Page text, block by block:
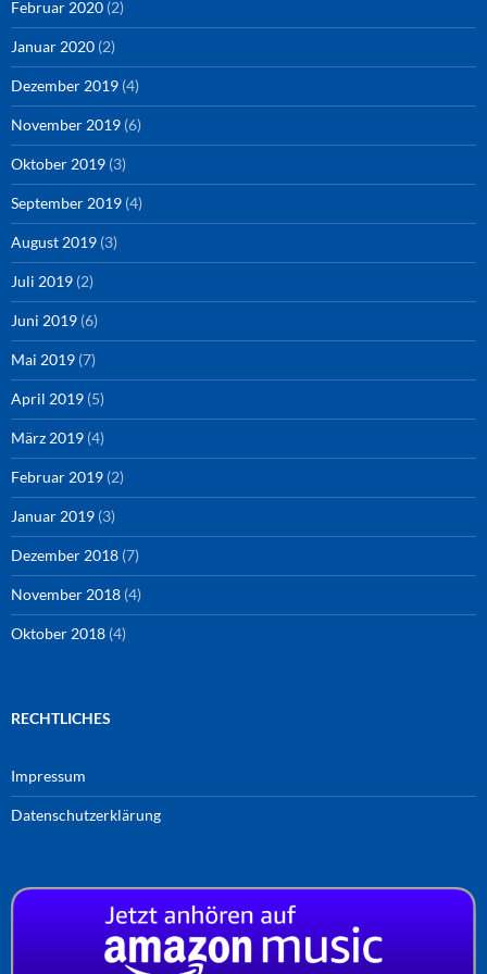
Februar 2020 (2)
Januar 2020 (2)
Dezember 2019 (4)
November 2019 (6)
Oktober 2019 (3)
September 2019 (4)
August 2019 (3)
Juli 2019 (2)
Juni 2019 (6)
Mai 2019 (7)
April 2019 (5)
März 2019 (4)
Februar 2019 (2)
Januar 2019 (3)
Dezember 2018 (7)
November 2018 (4)
Oktober 2018 (4)
RECHTLICHES
Impressum
Datenschutzerklärung